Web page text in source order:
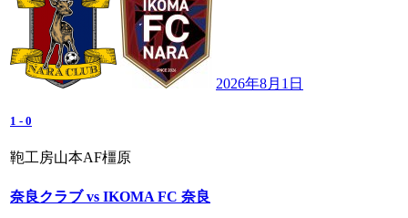
2026年8月1日
1 - 0
鞄工房山本AF橿原
奈良クラブ vs IKOMA FC 奈良